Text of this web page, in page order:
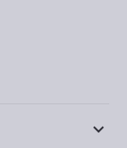
keyboard_arrow_down